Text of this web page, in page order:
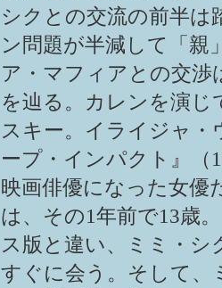
シクとの交流の前半
ン問題が半減して「
ア・マフィアとの交渉
を辿る。カレンを演
スキー。イライジャ
ープ・インパクト』（
映画俳優になった女優
は、その1年前で13歳
ス版と違い、ミミ・
すぐに会う。そして、